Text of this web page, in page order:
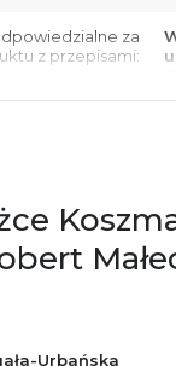
za
z przepisami:
Urbańska